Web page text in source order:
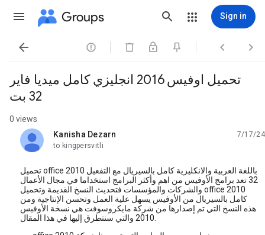
Groups Sign in
   
تحميل اوفيس 2016 انجليزي كامل ميديا فاير
32 بت
0 views
Kanisha Dezarn
unread,
7/17/24
to kingpersvitli
تحميل office 2010 باللغة العربية والانكليزية كامل بالسيريال مع التفعيل
32 تعد برامج الأوفيس من اهم وأكثر البرامج استخداما في مجال الأعمال
والشركات والمؤسسات فتحديث النسخ القديمة وتحميل office 2010
كامل بالسيريال من الأوفيس يسهل علية العمل وتحسن الإنتاجية ومن
هذه النسخ التي تم إصدارها من شركة مايكروسوفت هي نسخة الأوفيس